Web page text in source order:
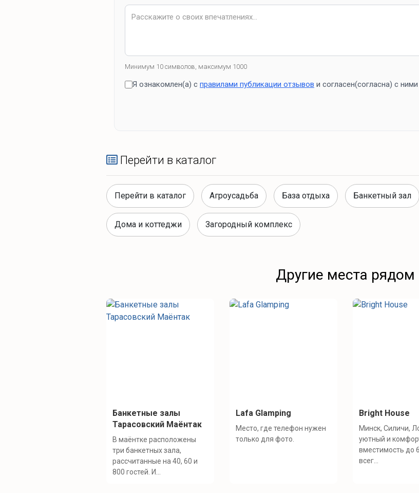
Минимум 10 символов, максимум 1000
Я ознакомлен(а) с правилами публикации отзывов и согласен(согласна) с ними
Перейти в каталог
Перейти в каталог Агроусадьба База отдыха Банкетный зал
Дома и коттеджи Загородный комплекс
Другие места рядом
Банкетные залы
Тарасовский Маёнтак
В маёнтке расположены
три банкетных зала,
рассчитанные на 40, 60 и
800 гостей. И...
Lafa Glamping
Место, где телефон нужен
только для фото.
Bright House
Минск, Силичи,
уютный и
вместимость до
всег...